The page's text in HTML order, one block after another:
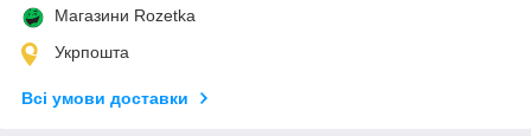
Магазини Rozetka
Укрпошта
Всі умови доставки